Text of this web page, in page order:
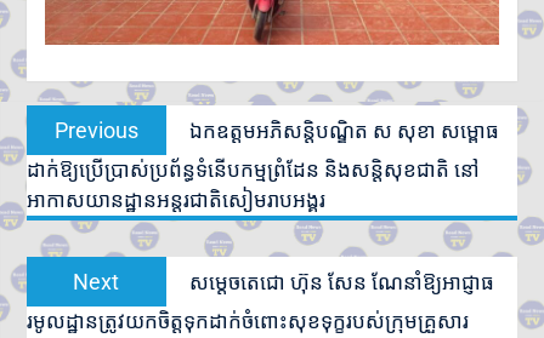
Post
navigation
Previous
Previous
post:
ឯកឧត្តមអភិសន្តិបណ្ឌិត ស សុខា សម្ពោធ
ដាក់ឱ្យប្រើប្រាស់ប្រព័ន្ធទំនើបកម្មព្រំដែន និងសន្តិសុខជាតិ នៅ
អាកាសយានដ្ឋានអន្តរជាតិសៀមរាបអង្គរ
Next
post:
សម្តេចតេជោ ហ៊ុន សែន ណែនាំឱ្យអាជ្ញាធ
រមូលដ្ឋានត្រូវយកចិត្តទុកដាក់ចំពោះសុខទុក្ខរបស់ក្រុមគ្រួសារ